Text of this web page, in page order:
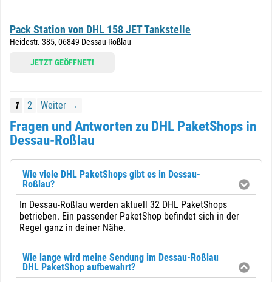
Pack Station von DHL 158 JET Tankstelle
Heidestr. 385, 06849 Dessau-Roßlau
JETZT GEÖFFNET!
1 2 Weiter →
Fragen und Antworten zu DHL PaketShops in
Dessau-Roßlau
Wie viele DHL PaketShops gibt es in Dessau-
Roßlau?
In Dessau-Roßlau werden aktuell 32 DHL PaketShops
betrieben. Ein passender PaketShop befindet sich in der
Regel ganz in deiner Nähe.
Wie lange wird meine Sendung im Dessau-Roßlau
DHL PaketShop aufbewahrt?